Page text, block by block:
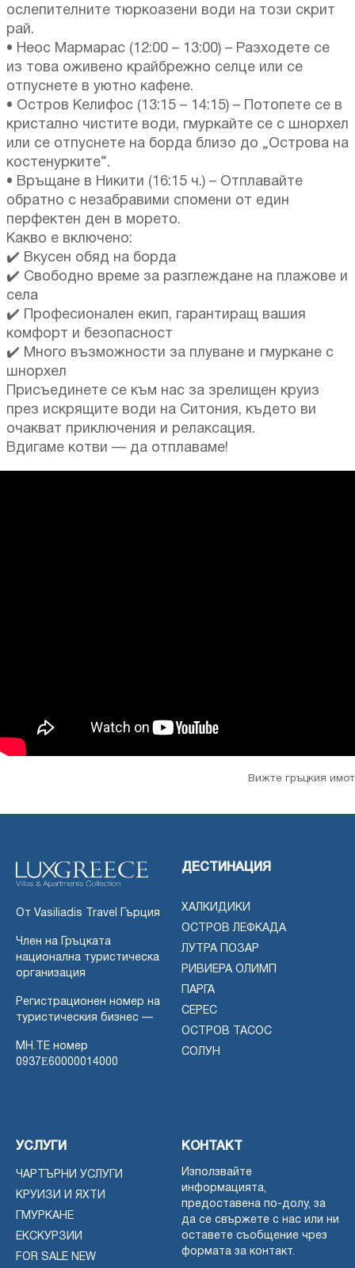
ослепителните тюркоазени води на този скрит
рай.
• Неос Мармарас (12:00 – 13:00) – Разходете се
из това оживено крайбрежно селце или се
отпуснете в уютно кафене.
• Остров Келифос (13:15 – 14:15) – Потопете се в
кристално чистите води, гмуркайте се с шнорхел
или се отпуснете на борда близо до „Острова на
костенурките“.
• Връщане в Никити (16:15 ч.) – Отплавайте
обратно с незабравими спомени от един
перфектен ден в морето.
Какво е включено:
✔️ Вкусен обяд на борда
✔️ Свободно време за разглеждане на плажове и
села
✔️ Професионален екип, гарантиращ вашия
комфорт и безопасност
✔️ Много възможности за плуване и гмуркане с
шнорхел
Присъединете се към нас за зрелищен круиз
през искрящите води на Ситония, където ви
очакват приключения и релаксация.
Вдигаме котви — да отплаваме!
Вижте гръцкия имот
От Vasiliadis Travel Гърция
Член на Гръцката
национална туристическа
организация
Регистрационен номер на
туристическия бизнес —
MH.TE номер
0937Ε60000014000
ДЕСТИНАЦИЯ
ХАЛКИДИКИ
ОСТРОВ ЛЕФКАДА
ЛУТРА ПОЗАР
РИВИЕРА ОЛИМП
ПАРГА
СЕРЕС
ОСТРОВ ТАСОС
СОЛУН
УСЛУГИ
ЧАРТЪРНИ УСЛУГИ
КРУИЗИ И ЯХТИ
ГМУРКАНЕ
ЕКСКУРЗИИ
FOR SALE NEW
КОНТАКТ
Използвайте
информацията,
предоставена по-долу, за
да се свържете с нас или ни
оставете съобщение чрез
формата за контакт.